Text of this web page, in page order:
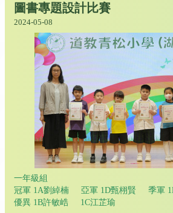
圖書專題設計比賽
2024-05-08
一年級組
冠軍 1A劉綽楠 亞軍 1D甄栩賢 季軍
優異 1B許敏峼 1C江芷瑜